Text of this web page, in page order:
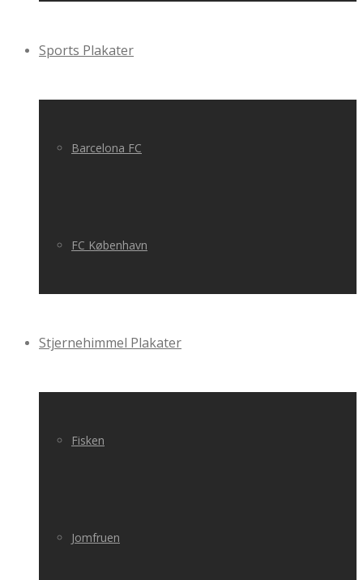
Sports Plakater
Barcelona FC
FC København
Stjernehimmel Plakater
Fisken
Jomfruen